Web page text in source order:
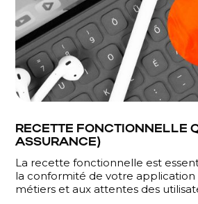
RECETTE FONCTIONNELLE
ASSURANCE)
La recette fonctionnelle est
la conformité de votre application
métiers et aux attentes des